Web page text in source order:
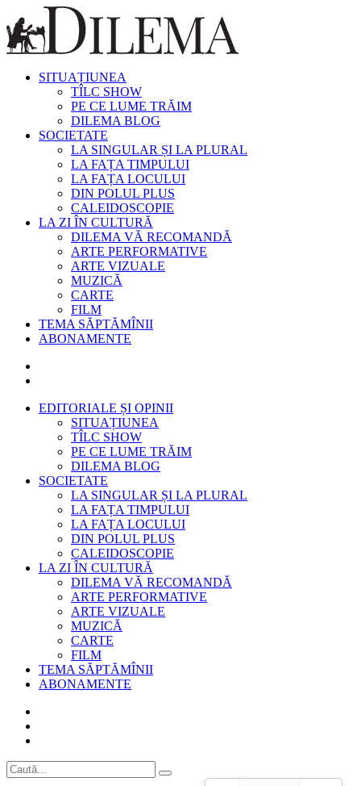
SITUAȚIUNEA
TÎLC SHOW
PE CE LUME TRĂIM
DILEMA BLOG
SOCIETATE
LA SINGULAR ȘI LA PLURAL
LA FAȚA TIMPULUI
LA FAȚA LOCULUI
DIN POLUL PLUS
CALEIDOSCOPIE
LA ZI ÎN CULTURĂ
DILEMA VĂ RECOMANDĂ
ARTE PERFORMATIVE
ARTE VIZUALE
MUZICĂ
CARTE
FILM
TEMA SĂPTĂMÎNII
ABONAMENTE
EDITORIALE ȘI OPINII
SITUAȚIUNEA
TÎLC SHOW
PE CE LUME TRĂIM
DILEMA BLOG
SOCIETATE
LA SINGULAR ȘI LA PLURAL
LA FAȚA TIMPULUI
LA FAȚA LOCULUI
DIN POLUL PLUS
CALEIDOSCOPIE
LA ZI ÎN CULTURĂ
DILEMA VĂ RECOMANDĂ
ARTE PERFORMATIVE
ARTE VIZUALE
MUZICĂ
CARTE
FILM
TEMA SĂPTĂMÎNII
ABONAMENTE